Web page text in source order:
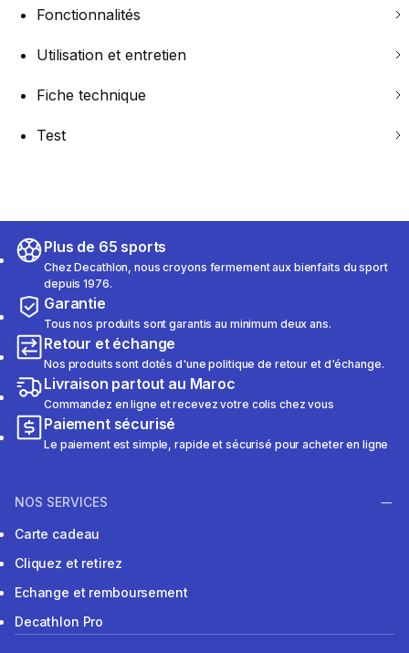
Fonctionnalités
Utilisation et entretien
Fiche technique
Test
Plus de 65 sports
Chez Decathlon, nous croyons fermement aux bienfaits du sport
depuis 1976.
Garantie
Tous nos produits sont garantis au minimum deux ans.
Retour et échange
Nos produits sont dotés d'une politique de retour et d'échange.
Livraison partout au Maroc
Commandez en ligne et recevez votre colis chez vous
Paiement sécurisé
Le paiement est simple, rapide et sécurisé pour acheter en ligne
NOS SERVICES
Carte cadeau
Cliquez et retirez
Echange et remboursement
Decathlon Pro